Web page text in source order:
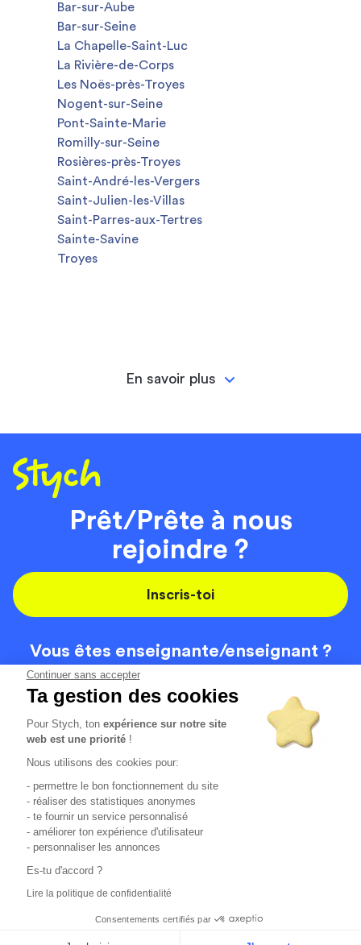
Continuer sans accepter
Ta gestion des cookies
Pour Stych, tonexpérience sur notre site
web est une priorité !
Nous utilisons des cookies pour:
- permettre le bon fonctionnement du site
- réaliser des statistiques anonymes
- te fournir un service personnalisé
- améliorer ton expérience d'utilisateur
- personnaliser les annonces
Es-tu d'accord ?
Lire la politique de confidentialité
Consentements certifiés par
Bar-sur-Aube
Bar-sur-Seine
La Chapelle-Saint-Luc
La Rivière-de-Corps
Les Noës-près-Troyes
Nogent-sur-Seine
Pont-Sainte-Marie
Romilly-sur-Seine
Rosières-près-Troyes
Saint-André-les-Vergers
Saint-Julien-les-Villas
Saint-Parres-aux-Tertres
Sainte-Savine
Troyes
En savoir plus
Prêt/Prête à nous
rejoindre ?
Inscris-toi
Vous êtes enseignante/enseignant ?
On recrute
Code de la route
Localisation
Contact
Tous les avis clients4.6/5 (51136 avis publiés)
Comment sont calculés nos taux de réussite ?
passé leur examen une ou deux fois au cours des 12 derniers